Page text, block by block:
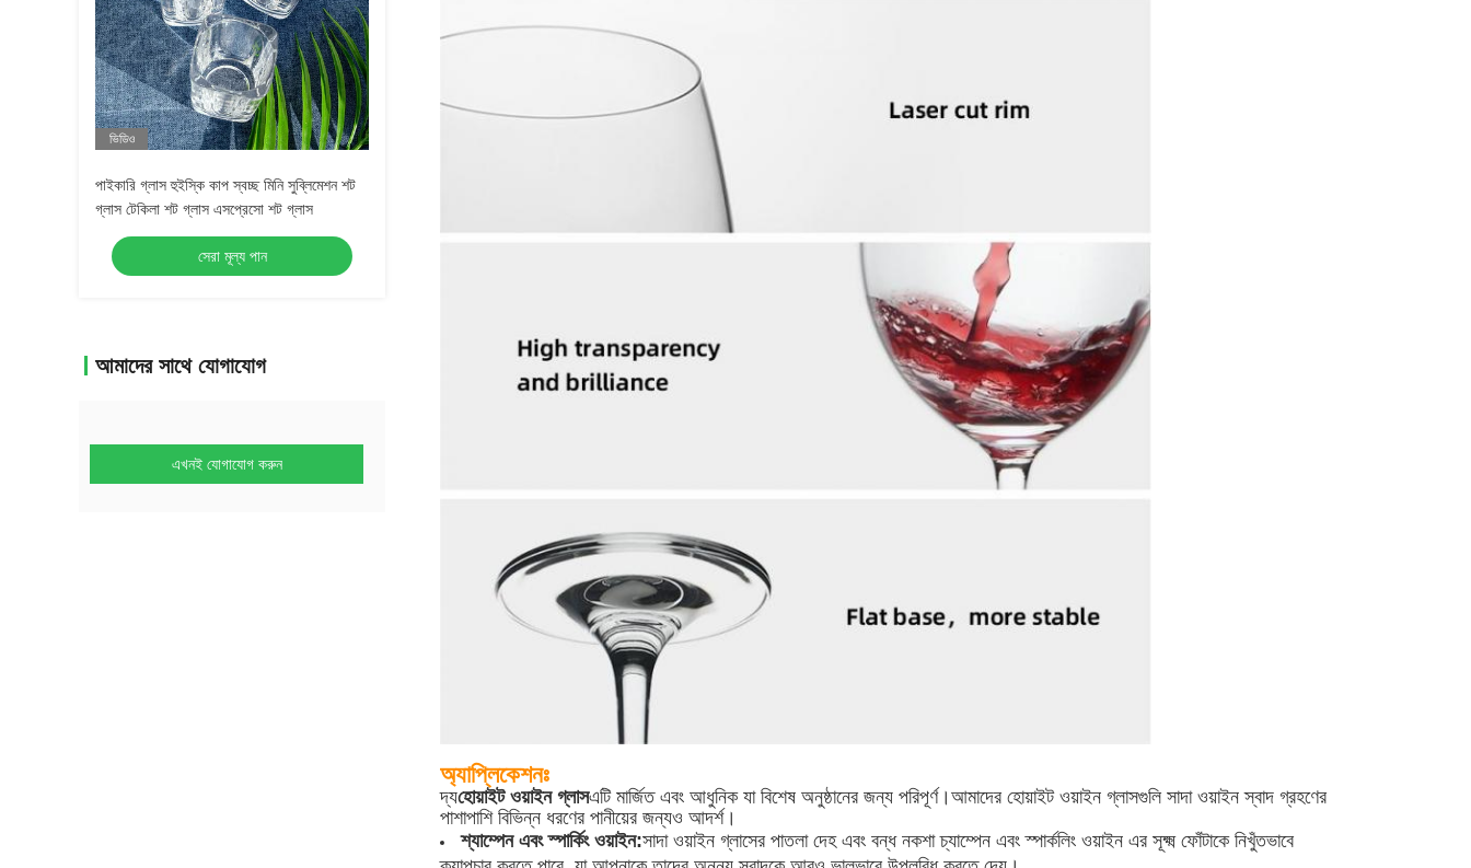
ভিডিও
পাইকারি গ্লাস হুইস্কি কাপ স্বচ্ছ মিনি সুব্লিমেশন শট
গ্লাস টেকিলা শট গ্লাস এসপ্রেসো শট গ্লাস
সেরা মূল্য পান
আমাদের সাথে যোগাযোগ
এখনই যোগাযোগ করুন
অ্যাপ্লিকেশনঃ
দ্যহোয়াইট ওয়াইন গ্লাসএটি মার্জিত এবং আধুনিক যা বিশেষ অনুষ্ঠানের জন্য পরিপূর্ণ। আমাদের হোয়াইট ওয়াইন গ্লাসগুলি সাদা ওয়াইন স্বাদ গ্রহণের
পাশাপাশি বিভিন্ন ধরণের পানীয়ের জন্যও আদর্শ।
শ্যাম্পেন এবং স্পার্কিং ওয়াইন:সাদা ওয়াইন গ্লাসের পাতলা দেহ এবং বন্ধ নকশা চ্যাম্পেন এবং স্পার্কলিং ওয়াইন এর সূক্ষ্ম ফোঁটাকে নিখুঁতভাবে